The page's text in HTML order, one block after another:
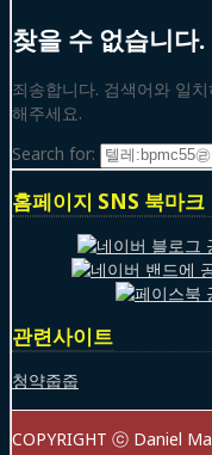
찾을 수 없습니다.
죄송합니다. 검색어와 일
해주세요.
Search for:
홈페이지 SNS 북마크
관련사이트
청약줍줍
COPYRIGHT ⓒ Daniel